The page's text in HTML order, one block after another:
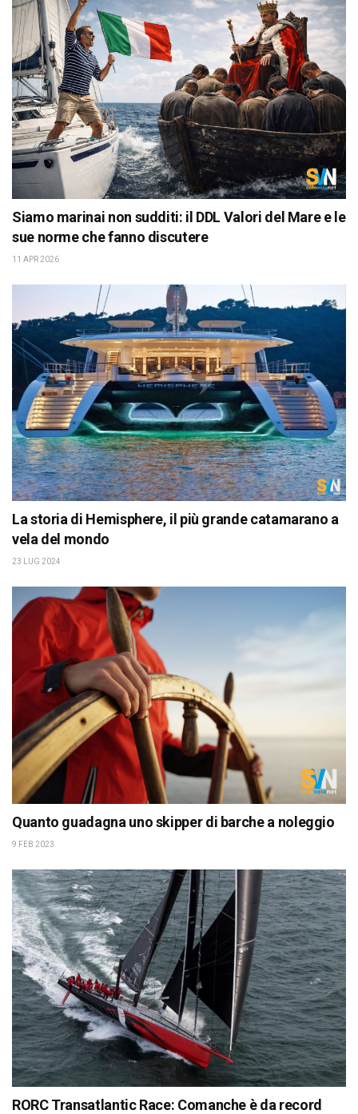
Siamo marinai non sudditi: il DDL Valori del Mare e le
sue norme che fanno discutere
11 APR 2026
La storia di Hemisphere, il più grande catamarano a
vela del mondo
23 LUG 2024
Quanto guadagna uno skipper di barche a noleggio
9 FEB 2023
RORC Transatlantic Race: Comanche è da record